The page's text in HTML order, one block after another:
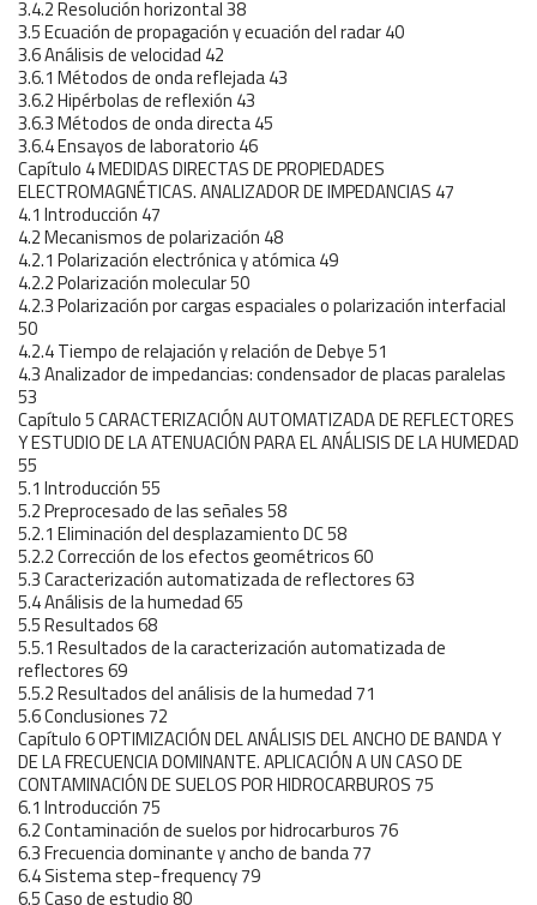
3.4.2 Resolución horizontal 38
3.5 Ecuación de propagación y ecuación del radar 40
3.6 Análisis de velocidad 42
3.6.1 Métodos de onda reflejada 43
3.6.2 Hipérbolas de reflexión 43
3.6.3 Métodos de onda directa 45
3.6.4 Ensayos de laboratorio 46
Capítulo 4 MEDIDAS DIRECTAS DE PROPIEDADES
ELECTROMAGNÉTICAS. ANALIZADOR DE IMPEDANCIAS 47
4.1 Introducción 47
4.2 Mecanismos de polarización 48
4.2.1 Polarización electrónica y atómica 49
4.2.2 Polarización molecular 50
4.2.3 Polarización por cargas espaciales o polarización interfacial
50
4.2.4 Tiempo de relajación y relación de Debye 51
4.3 Analizador de impedancias: condensador de placas paralelas
53
Capítulo 5 CARACTERIZACIÓN AUTOMATIZADA DE REFLECTORES
Y ESTUDIO DE LA ATENUACIÓN PARA EL ANÁLISIS DE LA HUMEDAD
55
5.1 Introducción 55
5.2 Preprocesado de las señales 58
5.2.1 Eliminación del desplazamiento DC 58
5.2.2 Corrección de los efectos geométricos 60
5.3 Caracterización automatizada de reflectores 63
5.4 Análisis de la humedad 65
5.5 Resultados 68
5.5.1 Resultados de la caracterización automatizada de
reflectores 69
5.5.2 Resultados del análisis de la humedad 71
5.6 Conclusiones 72
Capítulo 6 OPTIMIZACIÓN DEL ANÁLISIS DEL ANCHO DE BANDA Y
DE LA FRECUENCIA DOMINANTE. APLICACIÓN A UN CASO DE
CONTAMINACIÓN DE SUELOS POR HIDROCARBUROS 75
6.1 Introducción 75
6.2 Contaminación de suelos por hidrocarburos 76
6.3 Frecuencia dominante y ancho de banda 77
6.4 Sistema step-frequency 79
6.5 Caso de estudio 80